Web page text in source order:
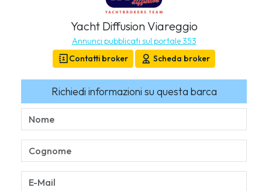
Yacht Diffusion Viareggio
Annunci pubblicati sul portale 353
Contatti broker
Scheda broker
Richiedi informazioni su questa barca